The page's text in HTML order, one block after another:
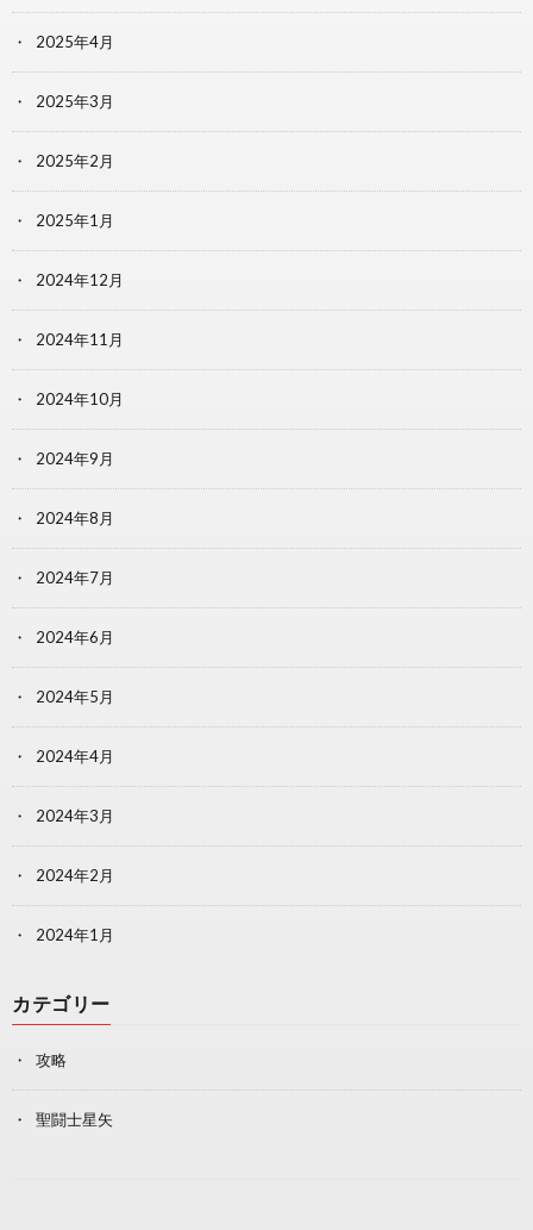
2025年4月
2025年3月
2025年2月
2025年1月
2024年12月
2024年11月
2024年10月
2024年9月
2024年8月
2024年7月
2024年6月
2024年5月
2024年4月
2024年3月
2024年2月
2024年1月
カテゴリー
攻略
聖闘士星矢